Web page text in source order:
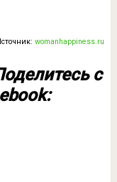
womanhappiness.ru
с